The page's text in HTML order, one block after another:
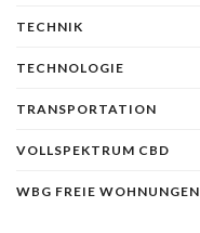
TECHNIK
TECHNOLOGIE
TRANSPORTATION
VOLLSPEKTRUM CBD
WBG FREIE WOHNUNGEN